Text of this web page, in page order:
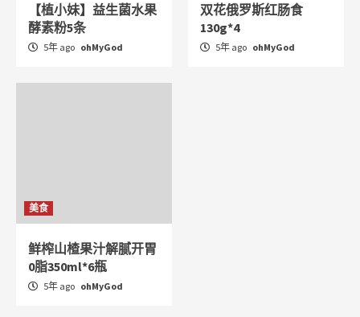
【植小妹】益生菌水果
酵素粉5条
5年 ago ohMyGod
双花俄罗斯红肠食
130g*4
5年 ago ohMyGod
美食
鲜榨山楂果汁解腻开胃
0脂350ml*6瓶
5年 ago ohMyGod